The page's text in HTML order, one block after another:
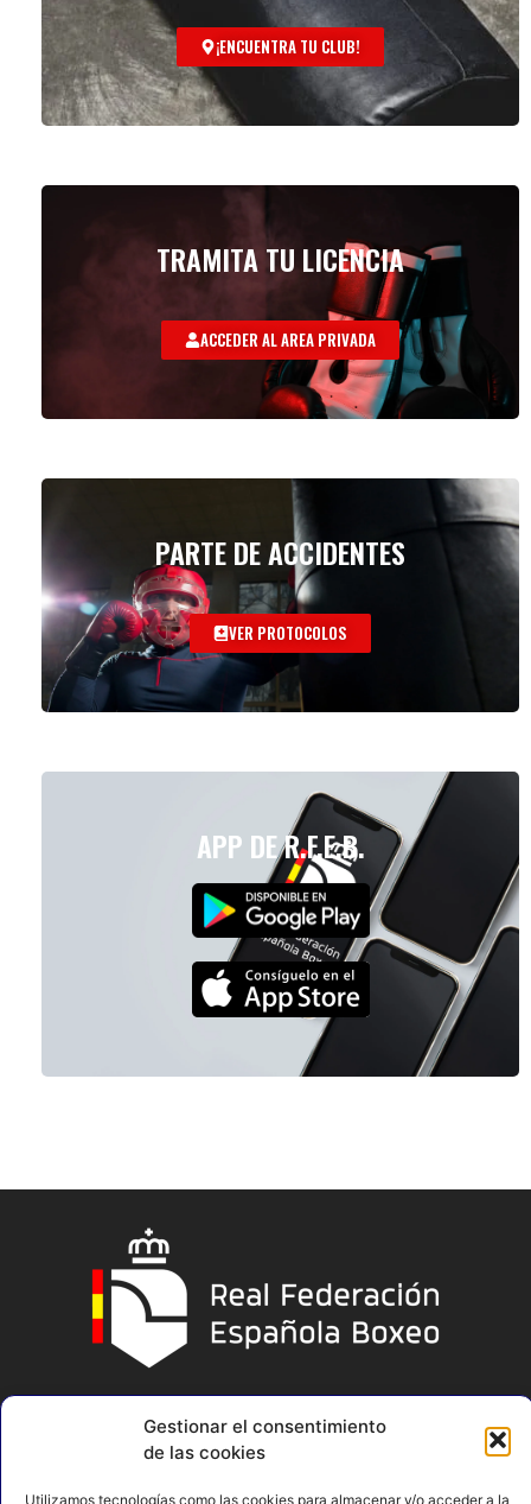
Gestionar el consentimiento
de las cookies
Utilizamos tecnologías como las cookies para almacenar y/o acceder a la
¡ENCUENTRA TU CLUB!
TRAMITA TU LICENCIA
ACCEDER AL AREA PRIVADA
PARTE DE ACCIDENTES
VER PROTOCOLOS
APP DE R.F.E.B.